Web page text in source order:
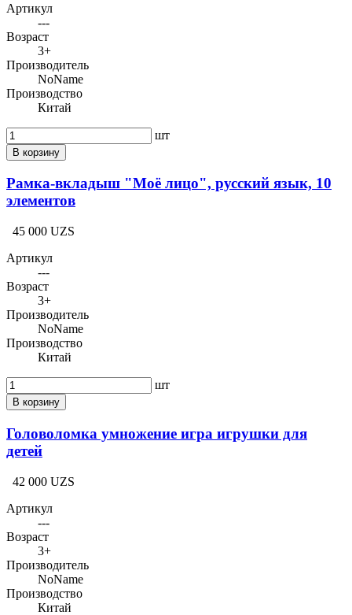
Артикул
---
Возраст
3+
Производитель
NoName
Производство
Китай
шт
В корзину
Рамка-вкладыш "Моё лицо", русский язык, 10
элементов
45 000 UZS
Артикул
---
Возраст
3+
Производитель
NoName
Производство
Китай
шт
В корзину
Головоломка умножение игра игрушки для
детей
42 000 UZS
Артикул
---
Возраст
3+
Производитель
NoName
Производство
Китай